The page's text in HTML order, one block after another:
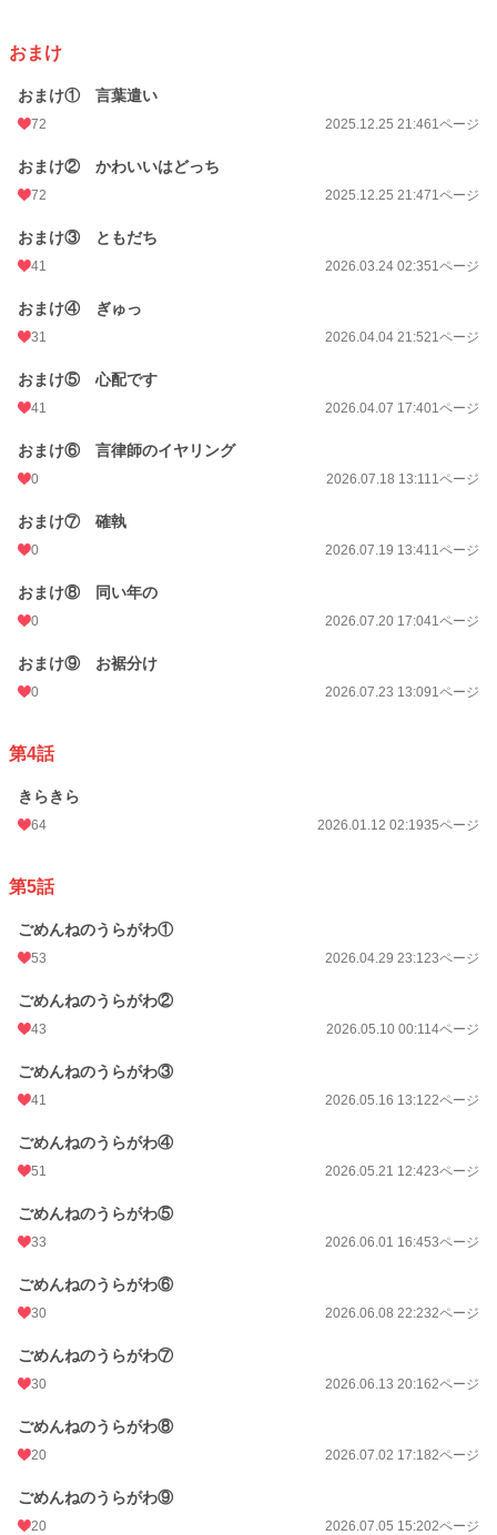
おまけ
おまけ① 言葉遣い
72 2025.12.25 21:461ページ
おまけ② かわいいはどっち
72 2025.12.25 21:471ページ
おまけ③ ともだち
41 2026.03.24 02:351ページ
おまけ④ ぎゅっ
31 2026.04.04 21:521ページ
おまけ⑤ 心配です
41 2026.04.07 17:401ページ
おまけ⑥ 言律師のイヤリング
0 2026.07.18 13:111ページ
おまけ⑦ 確執
0 2026.07.19 13:411ページ
おまけ⑧ 同い年の
0 2026.07.20 17:041ページ
おまけ⑨ お裾分け
0 2026.07.23 13:091ページ
第4話
きらきら
64 2026.01.12 02:1935ページ
第5話
ごめんねのうらがわ①
53 2026.04.29 23:123ページ
ごめんねのうらがわ②
43 2026.05.10 00:114ページ
ごめんねのうらがわ③
41 2026.05.16 13:122ページ
ごめんねのうらがわ④
51 2026.05.21 12:423ページ
ごめんねのうらがわ⑤
33 2026.06.01 16:453ページ
ごめんねのうらがわ⑥
30 2026.06.08 22:232ページ
ごめんねのうらがわ⑦
30 2026.06.13 20:162ページ
ごめんねのうらがわ⑧
20 2026.07.02 17:182ページ
ごめんねのうらがわ⑨
20 2026.07.05 15:202ページ